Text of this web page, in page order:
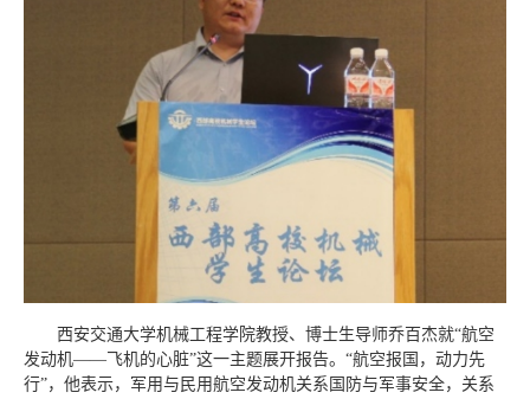
西安交通大学机械工程学院教授、博士生导师乔百杰就“航空
发动机——飞机的心脏”这一主题展开报告。“航空报国，动力先
行”，他表示，军用与民用航空发动机关系国防与军事安全，关系